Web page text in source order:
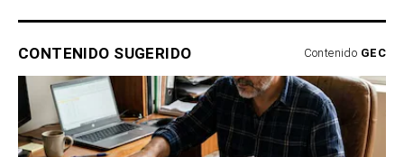
CONTENIDO SUGERIDO Contenido GEC